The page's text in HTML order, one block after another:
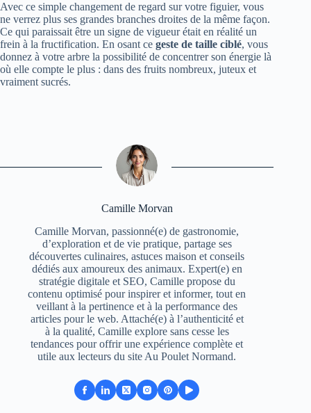
Avec ce simple changement de regard sur votre figuier, vous
ne verrez plus ses grandes branches droites de la même façon.
Ce qui paraissait être un signe de vigueur était en réalité un
frein à la fructification. En osant ce geste de taille ciblé, vous
donnez à votre arbre la possibilité de concentrer son énergie là
où elle compte le plus : dans des fruits nombreux, juteux et
vraiment sucrés.
Camille Morvan
Camille Morvan, passionné(e) de gastronomie,
d’exploration et de vie pratique, partage ses
découvertes culinaires, astuces maison et conseils
dédiés aux amoureux des animaux. Expert(e) en
stratégie digitale et SEO, Camille propose du
contenu optimisé pour inspirer et informer, tout en
veillant à la pertinence et à la performance des
articles pour le web. Attaché(e) à l’authenticité et
à la qualité, Camille explore sans cesse les
tendances pour offrir une expérience complète et
utile aux lecteurs du site Au Poulet Normand.